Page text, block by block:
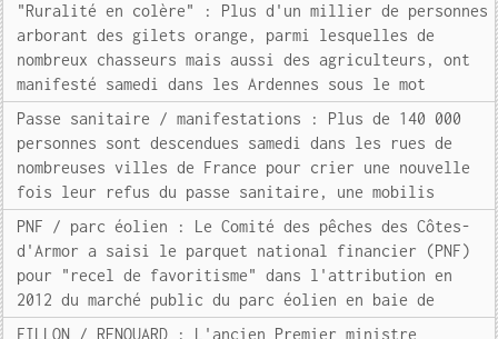
"Ruralité en colère" : Plus d'un millier de personnes
arborant des gilets orange, parmi lesquelles de
nombreux chasseurs mais aussi des agriculteurs, ont
manifesté samedi dans les Ardennes sous le mot
Passe sanitaire / manifestations : Plus de 140 000
personnes sont descendues samedi dans les rues de
nombreuses villes de France pour crier une nouvelle
fois leur refus du passe sanitaire, une mobilis
PNF / parc éolien : Le Comité des pêches des Côtes-
d'Armor a saisi le parquet national financier (PNF)
pour "recel de favoritisme" dans l'attribution en
2012 du marché public du parc éolien en baie de
FILLON / RENOUARD : L'ancien Premier ministre